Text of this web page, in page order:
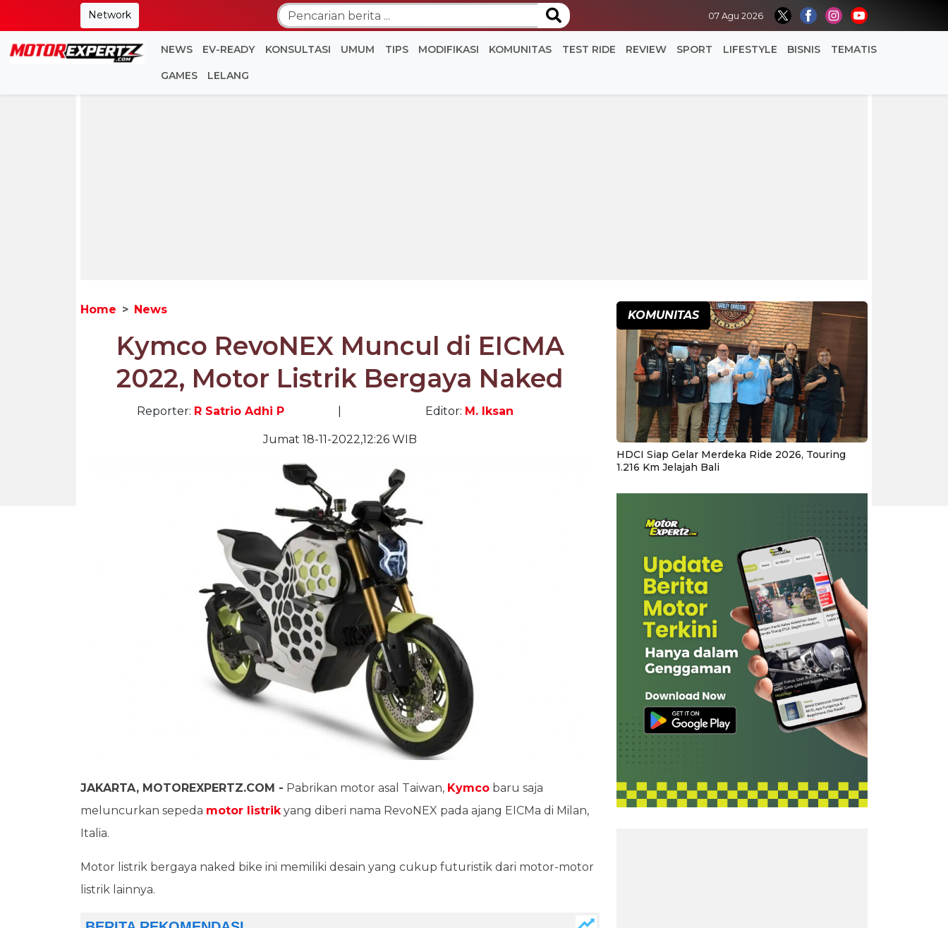
Network 07 Agu 2026
NEWS EV-READY KONSULTASI UMUM TIPS MODIFIKASI KOMUNITAS TEST RIDE REVIEW SPORT LIFESTYLE BISNIS TEMATIS
GAMES LELANG
Home News
Kymco RevoNEX Muncul di EICMA
2022, Motor Listrik Bergaya Naked
Reporter: R Satrio Adhi P Editor: M. Iksan
Jumat 18-11-2022,12:26 WIB
JAKARTA, MOTOREXPERTZ.COM - Pabrikan motor asal Taiwan, Kymco baru saja
meluncurkan sepeda motor listrikyang diberi nama RevoNEX pada ajang EICMa di Milan,
Italia.
Motor listrik bergaya naked bike ini memiliki desain yang cukup futuristik dari motor-motor
listrik lainnya.
KOMUNITAS
HDCI Siap Gelar Merdeka Ride 2026, Touring
1.216 Km Jelajah Bali